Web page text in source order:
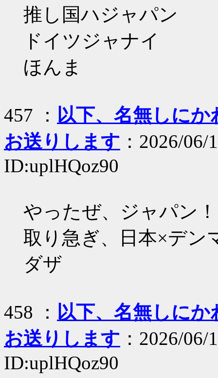
推し国ハジャパン
ドイツジャナイ
ほんま
457 ： 以下、名無しに
お送りします ：2026/
ID:uplHQoz90
やったぜ、ジャパン
取り急ぎ、日本×デン
ダザ
458 ： 以下、名無しに
お送りします ：2026/
ID:uplHQoz90